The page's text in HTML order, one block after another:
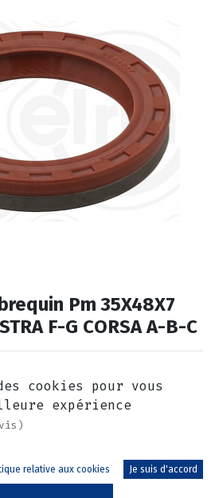
Pm 35X48X7
F-G CORSA A-B-C
cookies pour vous
expérience
relative aux cookies Je suis d'accord